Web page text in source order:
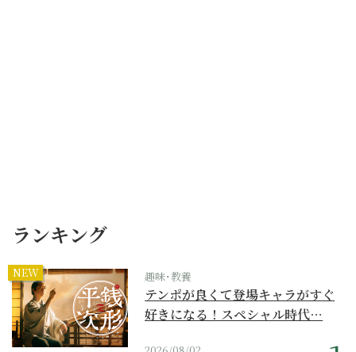
ランキング
NEW 趣味･教養
テンポが良くて登場キャラがすぐ
好きになる！スペシャル時代…